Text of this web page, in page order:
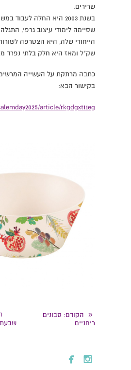
שרירים.
בשנת 2003 היא החלה
שסיימה לימודי עיצוב גרפי,
הייחודי שלה, היא הצטרפה
שק"ל ומאז היא חלק בלתי נפרד
כתבה מרתקת על העשייה
בקישור הבא:
article/rkgdgxt11eg
« הקודם: סבונים
ריחניים
שבעת
 